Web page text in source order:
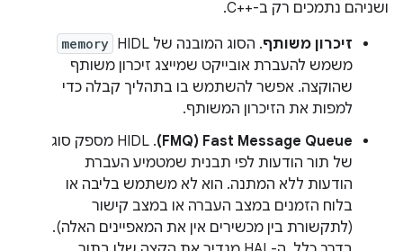
ושניהם נתמכים רק ב-C++‎.
זיכרון משותף. הסוג המובנה של HIDL‏ memory
משמש להעברת אובייקט שמייצג זיכרון משותף
שהוקצה. אפשר להשתמש בו בתהליך קבלה כדי
למפות את הזיכרון המשותף.
Fast Message Queue‏ (FMQ)
. ‏HIDL מספק סוג
של תור הודעות לפי תבנית שמטמיע העברת
הודעות ללא המתנה. הוא לא משתמש בליבה או
בלוח הזמנים במצב העברה או במצב קישור
(לתקשורת בין מכשירים אין את המאפיינים האלה).